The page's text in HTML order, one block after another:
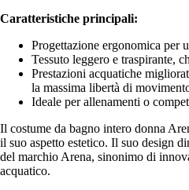
Caratteristiche principali:
Progettazione ergonomica per
Tessuto leggero e traspirante,
Prestazioni acquatiche
la massima libertà di
Ideale per allenamenti o
Il costume da bagno intero donna
il suo aspetto estetico. Il suo design
del marchio Arena, sinonimo di
acquatico.